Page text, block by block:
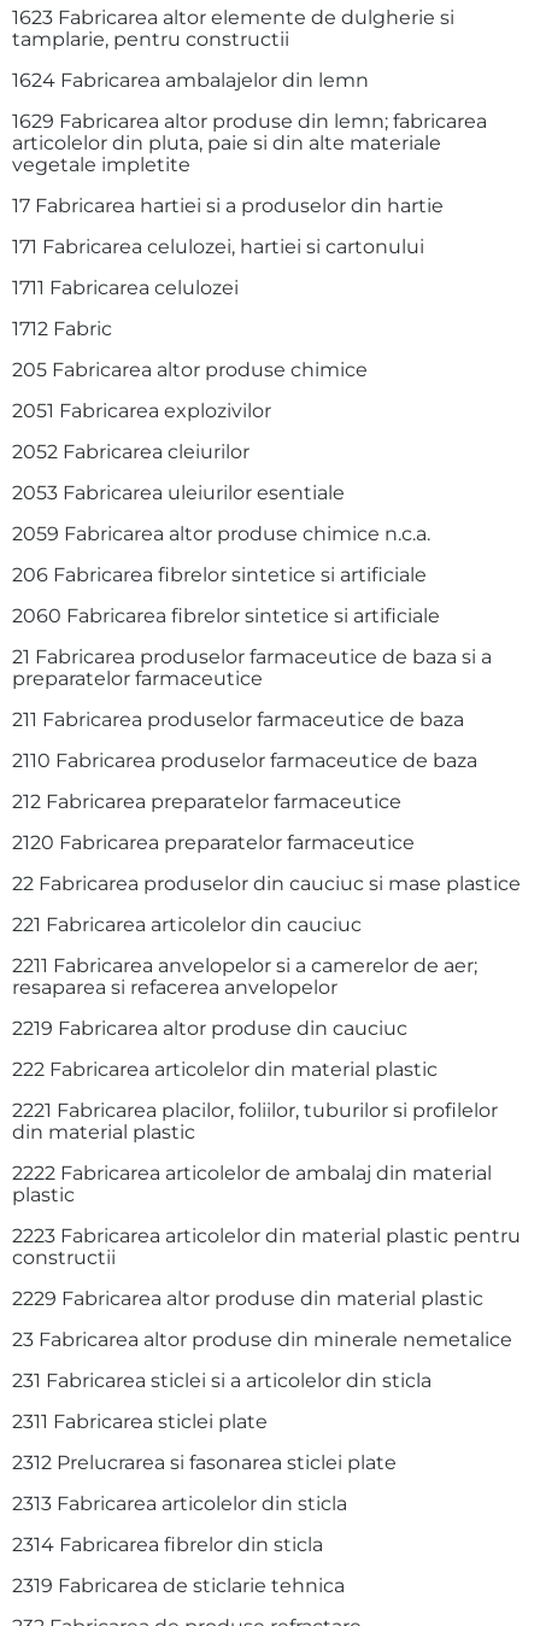
1623 Fabricarea altor elemente de dulgherie si
tamplarie, pentru constructii
1624 Fabricarea ambalajelor din lemn
1629 Fabricarea altor produse din lemn; fabricarea
articolelor din pluta, paie si din alte materiale
vegetale impletite
17 Fabricarea hartiei si a produselor din hartie
171 Fabricarea celulozei, hartiei si cartonului
1711 Fabricarea celulozei
1712 Fabric
205 Fabricarea altor produse chimice
2051 Fabricarea explozivilor
2052 Fabricarea cleiurilor
2053 Fabricarea uleiurilor esentiale
2059 Fabricarea altor produse chimice n.c.a.
206 Fabricarea fibrelor sintetice si artificiale
2060 Fabricarea fibrelor sintetice si artificiale
21 Fabricarea produselor farmaceutice de baza si a
preparatelor farmaceutice
211 Fabricarea produselor farmaceutice de baza
2110 Fabricarea produselor farmaceutice de baza
212 Fabricarea preparatelor farmaceutice
2120 Fabricarea preparatelor farmaceutice
22 Fabricarea produselor din cauciuc si mase plastice
221 Fabricarea articolelor din cauciuc
2211 Fabricarea anvelopelor si a camerelor de aer;
resaparea si refacerea anvelopelor
2219 Fabricarea altor produse din cauciuc
222 Fabricarea articolelor din material plastic
2221 Fabricarea placilor, foliilor, tuburilor si profilelor
din material plastic
2222 Fabricarea articolelor de ambalaj din material
plastic
2223 Fabricarea articolelor din material plastic pentru
constructii
2229 Fabricarea altor produse din material plastic
23 Fabricarea altor produse din minerale nemetalice
231 Fabricarea sticlei si a articolelor din sticla
2311 Fabricarea sticlei plate
2312 Prelucrarea si fasonarea sticlei plate
2313 Fabricarea articolelor din sticla
2314 Fabricarea fibrelor din sticla
2319 Fabricarea de sticlarie tehnica